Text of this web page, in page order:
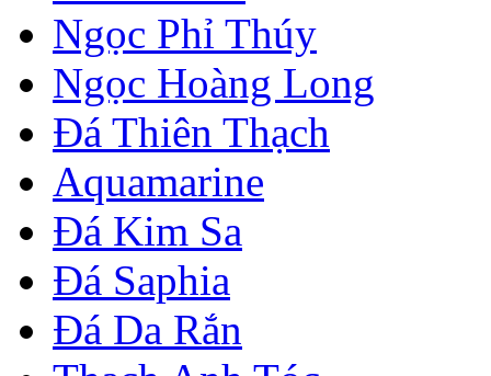
Ngọc Phỉ Thúy
Ngọc Hoàng Long
Đá Thiên Thạch
Aquamarine
Đá Kim Sa
Đá Saphia
Đá Da Rắn